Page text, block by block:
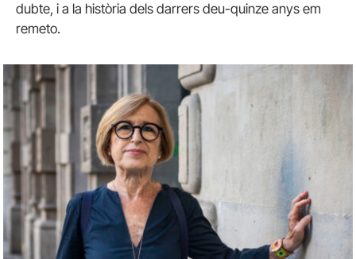
dubte, i a la història dels darrers deu-quinze anys em
remeto.